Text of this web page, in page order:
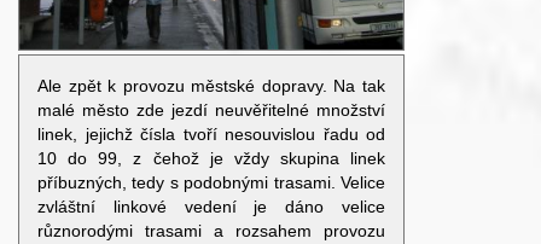
Ale zpět k provozu městské dopravy. Na tak
malé město zde jezdí neuvěřitelné množství
linek, jejichž čísla tvoří nesouvislou řadu od
10 do 99, z čehož je vždy skupina linek
příbuzných, tedy s podobnými trasami. Velice
zvláštní linkové vedení je dáno velice
různorodými trasami a rozsahem provozu